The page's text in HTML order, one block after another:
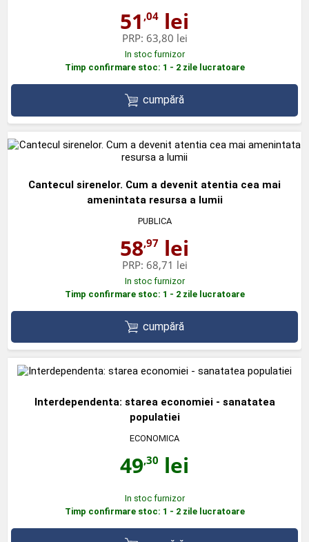
51 ,04 lei
PRP: 63,80 lei
In stoc furnizor
Timp confirmare stoc: 1 - 2 zile lucratoare
cumpără
Cantecul sirenelor. Cum a devenit atentia cea mai
amenintata resursa a lumii
PUBLICA
58,97 lei
PRP: 68,71 lei
In stoc furnizor
Timp confirmare stoc: 1 - 2 zile lucratoare
cumpără
Interdependenta: starea economiei - sanatatea
populatiei
ECONOMICA
49,30 lei
In stoc furnizor
Timp confirmare stoc: 1 - 2 zile lucratoare